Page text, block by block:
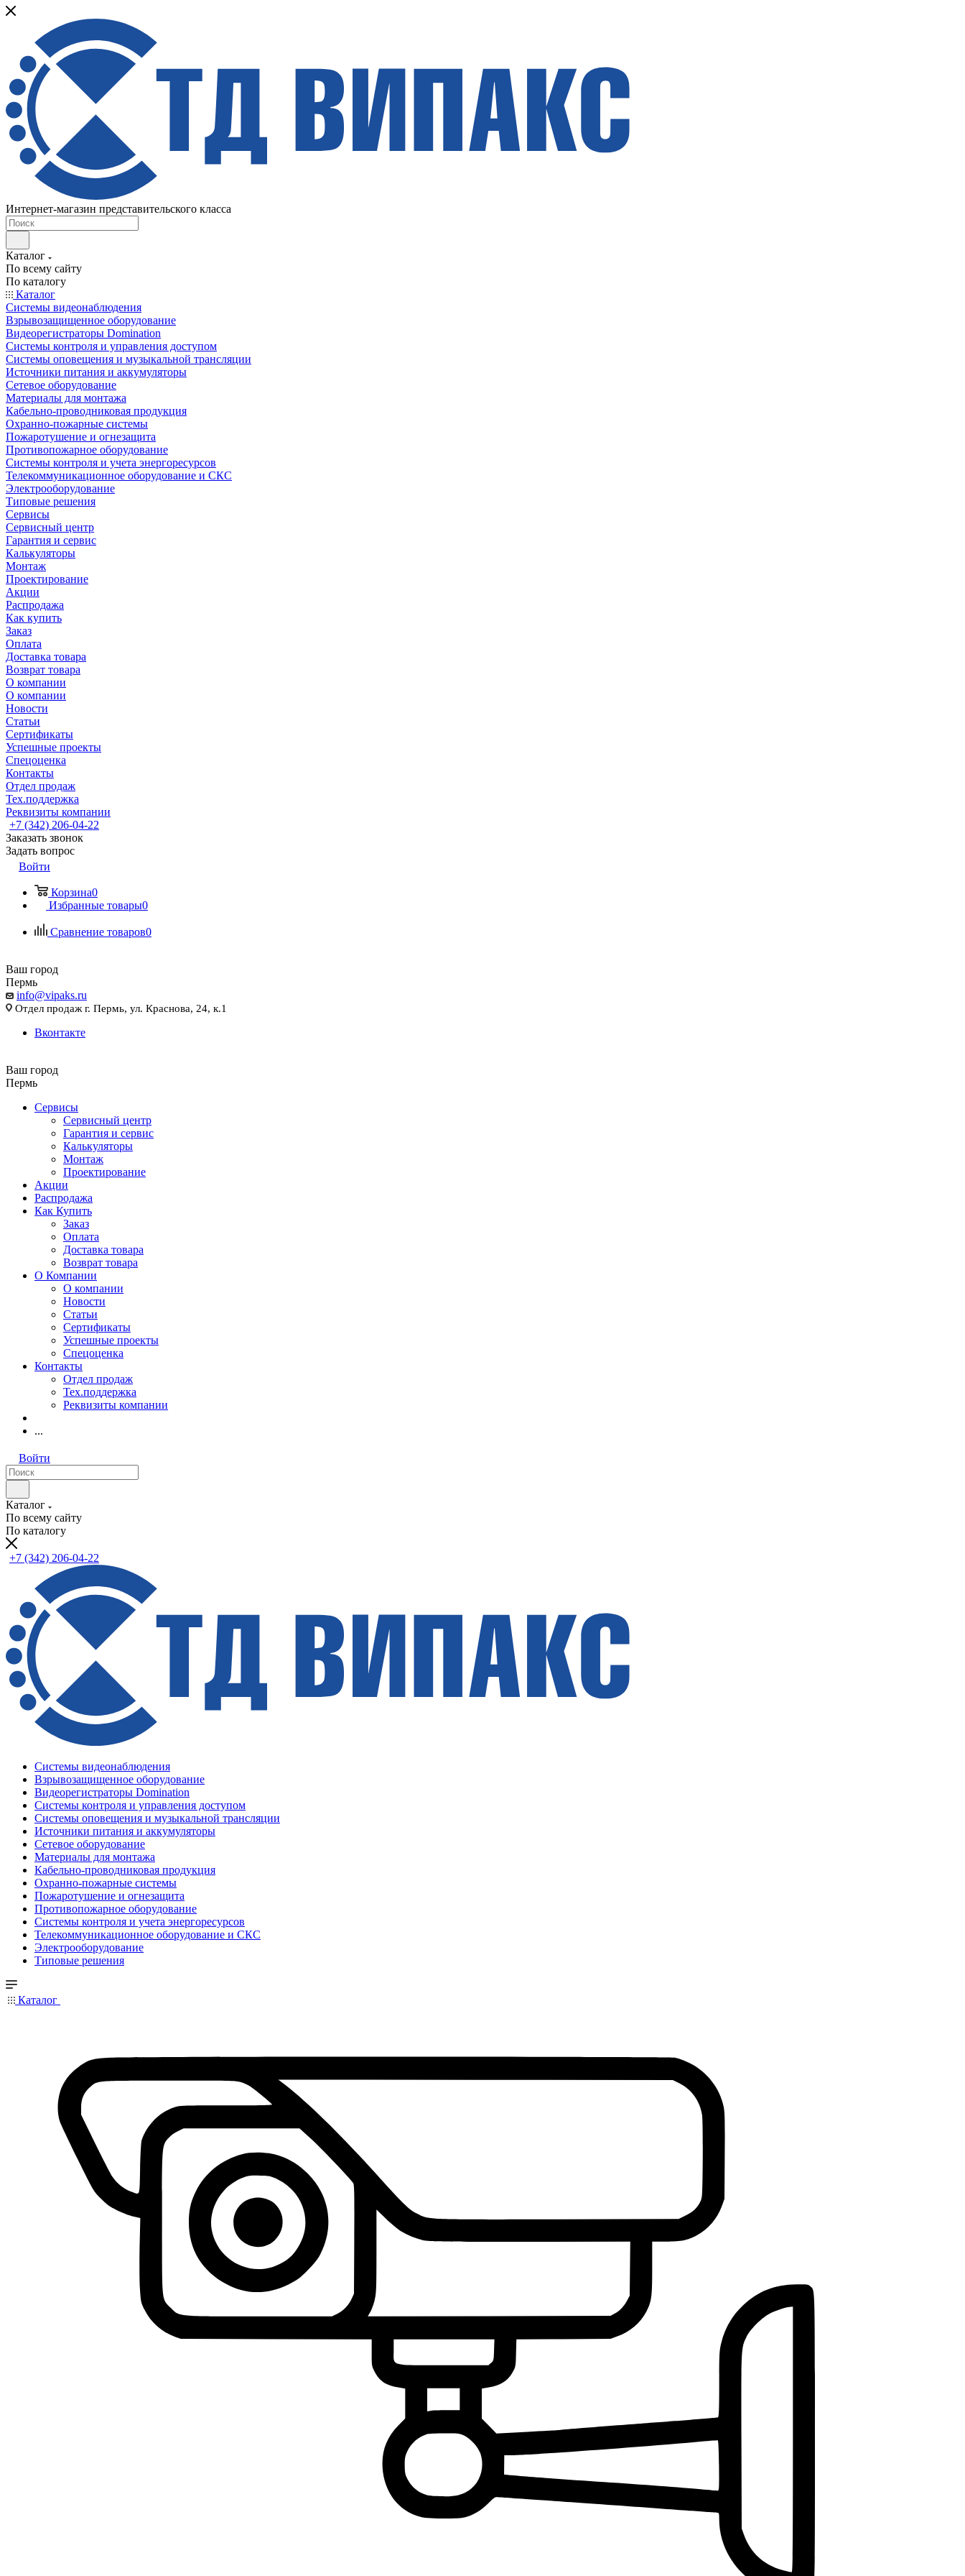
Интернет-магазин представительского класса
Каталог
По всему сайту
По каталогу
Каталог
Системы видеонаблюдения
Взрывозащищенное оборудование
Видеорегистраторы Domination
Системы контроля и управления доступом
Системы оповещения и музыкальной трансляции
Источники питания и аккумуляторы
Сетевое оборудование
Материалы для монтажа
Кабельно-проводниковая продукция
Охранно-пожарные системы
Пожаротушение и огнезащита
Противопожарное оборудование
Системы контроля и учета энергоресурсов
Телекоммуникационное оборудование и СКС
Электрооборудование
Типовые решения
Сервисы
Сервисный центр
Гарантия и сервис
Калькуляторы
Монтаж
Проектирование
Акции
Распродажа
Как купить
Заказ
Оплата
Доставка товара
Возврат товара
О компании
О компании
Новости
Статьи
Сертификаты
Успешные проекты
Спецоценка
Контакты
Отдел продаж
Тех.поддержка
Реквизиты компании
+7 (342) 206-04-22
Заказать звонок
Задать вопрос
Войти
Корзина0
Избранные товары0
Сравнение товаров0
Ваш город
Пермь
info@vipaks.ru
Отдел продаж г. Пермь, ул. Краснова, 24, к.1
Вконтакте
Ваш город
Пермь
Сервисы
Сервисный центр
Гарантия и сервис
Калькуляторы
Монтаж
Проектирование
Акции
Распродажа
Как Купить
Заказ
Оплата
Доставка товара
Возврат товара
О Компании
О компании
Новости
Статьи
Сертификаты
Успешные проекты
Спецоценка
Контакты
Отдел продаж
Тех.поддержка
Реквизиты компании
...
Войти
Каталог
По всему сайту
По каталогу
+7 (342) 206-04-22
Системы видеонаблюдения
Взрывозащищенное оборудование
Видеорегистраторы Domination
Системы контроля и управления доступом
Системы оповещения и музыкальной трансляции
Источники питания и аккумуляторы
Сетевое оборудование
Материалы для монтажа
Кабельно-проводниковая продукция
Охранно-пожарные системы
Пожаротушение и огнезащита
Противопожарное оборудование
Системы контроля и учета энергоресурсов
Телекоммуникационное оборудование и СКС
Электрооборудование
Типовые решения
Каталог